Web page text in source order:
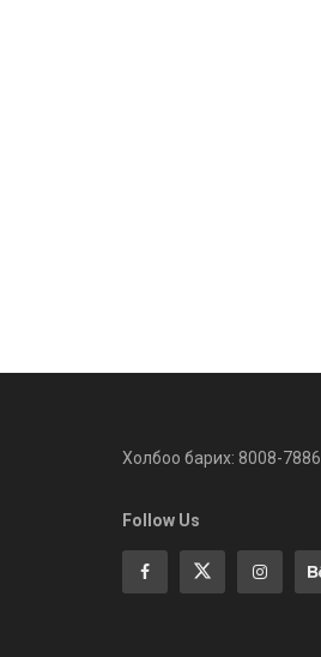
Холбоо барих: 8008-7886
Follow Us